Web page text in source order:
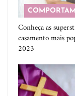
Conheça as
casamento mais
2023